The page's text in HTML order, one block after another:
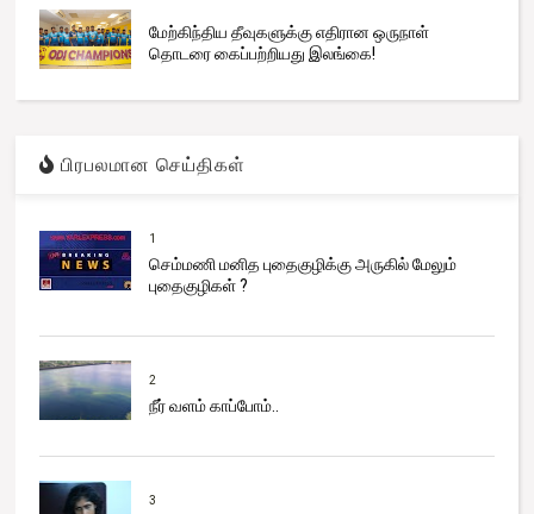
மேற்கிந்திய தீவுகளுக்கு எதிரான ஒருநாள்
தொடரை கைப்பற்றியது இலங்கை!
பிரபலமான செய்திகள்
1
செம்மணி மனித புதைகுழிக்கு அருகில் மேலும்
புதைகுழிகள் ?
2
நீர் வளம் காப்போம்..
3